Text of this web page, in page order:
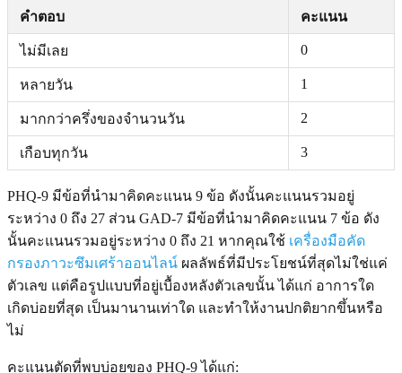
คำตอบ คะแนน
ไม่มีเลย 0
หลายวัน 1
มากกว่าครึ่งของจำนวนวัน 2
เกือบทุกวัน 3
PHQ-9 มีข้อที่นำมาคิดคะแนน 9 ข้อ ดังนั้นคะแนนรวมอยู่
ระหว่าง 0 ถึง 27 ส่วน GAD-7 มีข้อที่นำมาคิดคะแนน 7 ข้อ ดัง
นั้นคะแนนรวมอยู่ระหว่าง 0 ถึง 21 หากคุณใช้ เครื่องมือคัด
กรองภาวะซึมเศร้าออนไลน์ ผลลัพธ์ที่มีประโยชน์ที่สุดไม่ใช่แค่
ตัวเลข แต่คือรูปแบบที่อยู่เบื้องหลังตัวเลขนั้น ได้แก่ อาการใด
เกิดบ่อยที่สุด เป็นมานานเท่าใด และทำให้งานปกติยากขึ้นหรือ
ไม่
คะแนนตัดที่พบบ่อยของ PHQ-9 ได้แก่: